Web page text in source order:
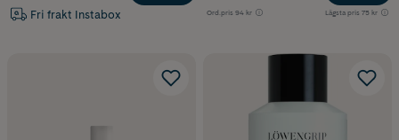
Fri frakt Instabox Ord.pris 94 kr Lägsta pris 75 kr